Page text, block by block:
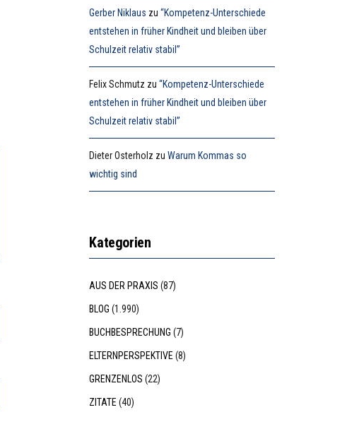
Gerber Niklaus zu“Kompetenz-Unterschiede
entstehen in früher Kindheit und bleiben über
Schulzeit relativ stabil”
Felix Schmutz zu“Kompetenz-Unterschiede
entstehen in früher Kindheit und bleiben über
Schulzeit relativ stabil”
Dieter Osterholz zuWarum Kommas so
wichtig sind
Kategorien
AUS DER PRAXIS (87)
BLOG (1.990)
BUCHBESPRECHUNG (7)
ELTERNPERSPEKTIVE (8)
GRENZENLOS (22)
ZITATE (40)